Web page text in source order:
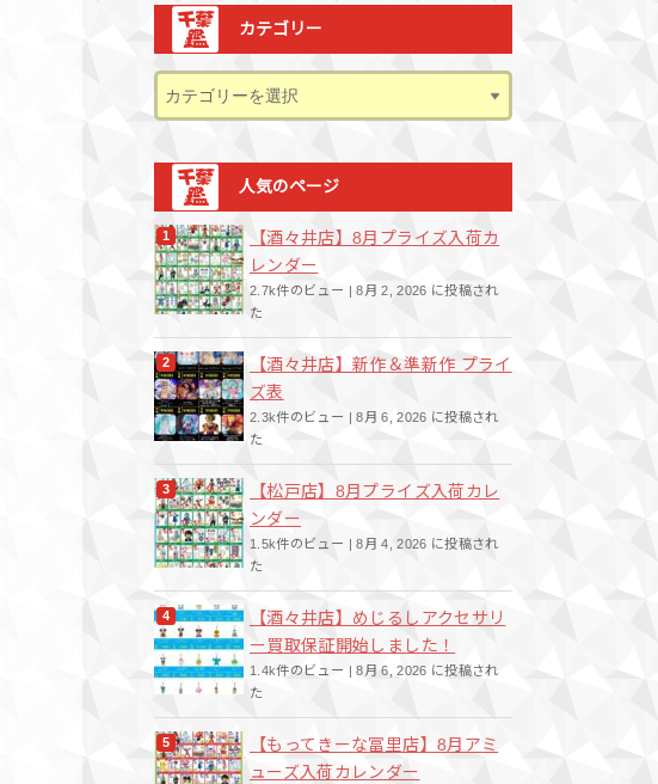
カテゴリー
人気のページ
【酒々井店】8月プライズ入荷カ
レンダー
2.7k件のビュー |8月 2, 2026 に投稿され
た
【酒々井店】新作＆準新作 プライ
ズ表
2.3k件のビュー |8月 6, 2026 に投稿され
た
【松戸店】8月プライズ入荷カレ
ンダー
1.5k件のビュー |8月 4, 2026 に投稿され
た
【酒々井店】めじるしアクセサリ
ー買取保証開始しました！
1.4k件のビュー |8月 6, 2026 に投稿され
た
【もってきーな冨里店】8月アミ
ューズ入荷カレンダー